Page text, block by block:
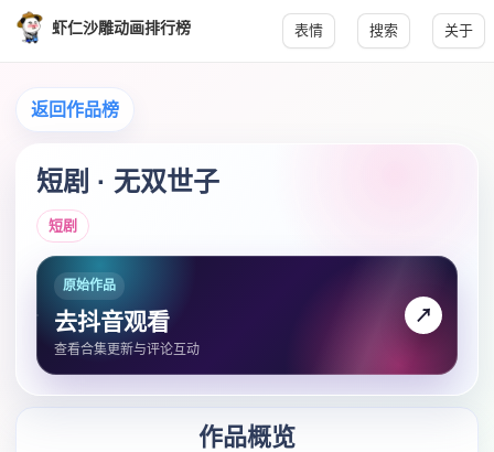
虾仁沙雕动画排行榜 表情 搜索 关于
返回作品榜
短剧 · 无双世子
短剧
原始作品
去抖音观看
查看合集更新与评论互动
↗
作品概览